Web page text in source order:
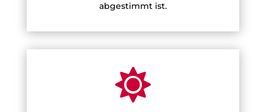
abgestimmt ist.
